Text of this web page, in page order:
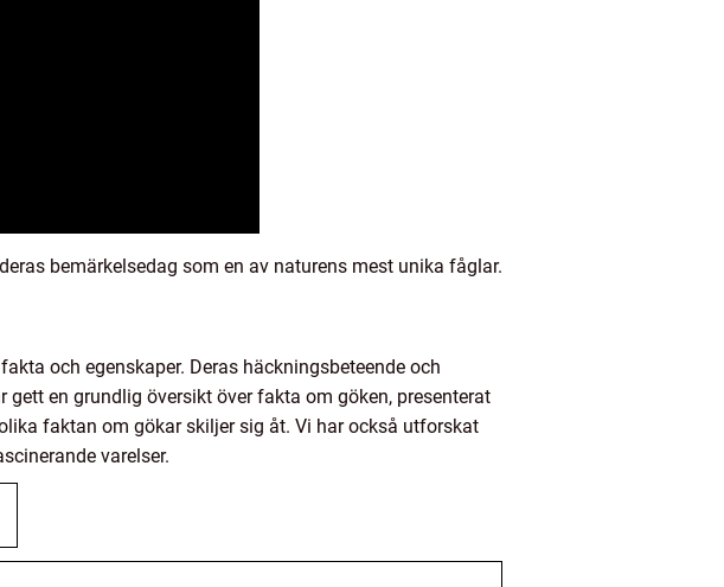
bemärkelsedag som en av naturens mest unika fåglar.
och egenskaper. Deras häckningsbeteende och
en grundlig översikt över fakta om göken, presenterat
faktan om gökar skiljer sig åt. Vi har också utforskat
varelser.